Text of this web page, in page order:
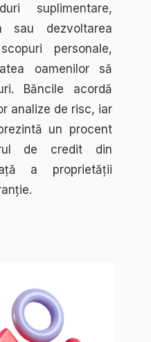
suplimentare,
sau dezvoltarea
personale,
oamenilor să
Băncile acordă
analize de risc, iar
un procent
de credit din
a proprietății